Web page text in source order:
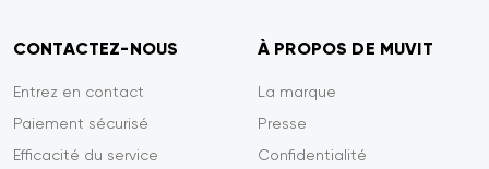
CONTACTEZ-NOUS
Entrez en contact
Paiement sécurisé
Efficacité du service
À PROPOS DE MUVIT
La marque
Presse
Confidentialité